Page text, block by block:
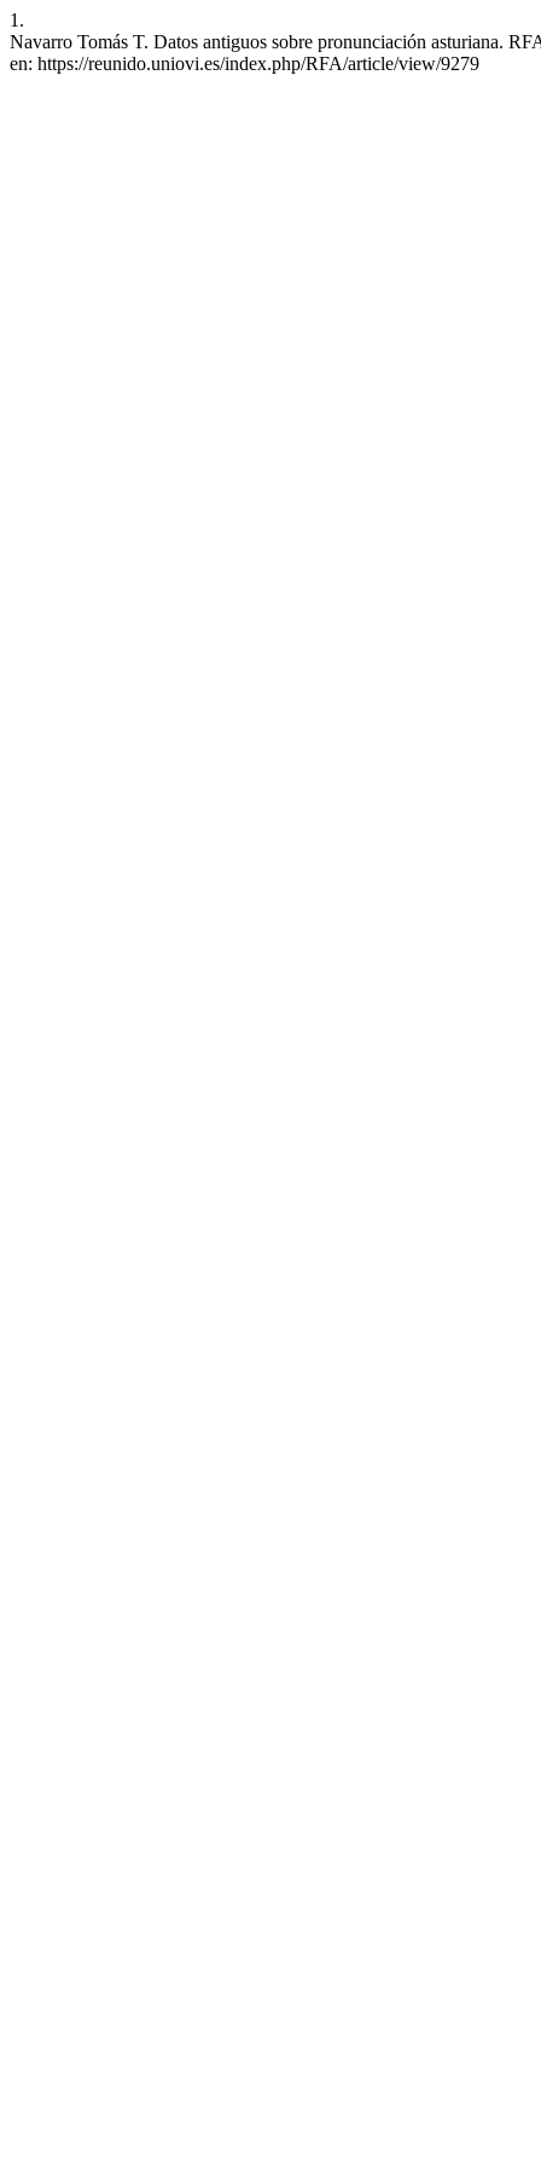
1.
Navarro Tomás T. Datos antiguos sobre pronunciación asturiana.
en: https://reunido.uniovi.es/index.php/RFA/article/view/9279